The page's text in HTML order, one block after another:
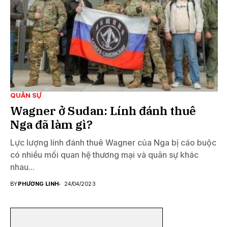
QUÂN SỰ
Wagner ở Sudan: Lính đánh thuê
Nga đã làm gì?
Lực lượng lính đánh thuê Wagner của Nga bị cáo buộc
có nhiều mối quan hệ thương mại và quân sự khác
nhau...
BYPHƯƠNG LINH 24/04/2023